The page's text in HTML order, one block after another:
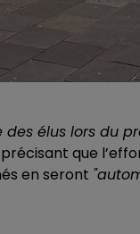
élus lors du
que
en seront